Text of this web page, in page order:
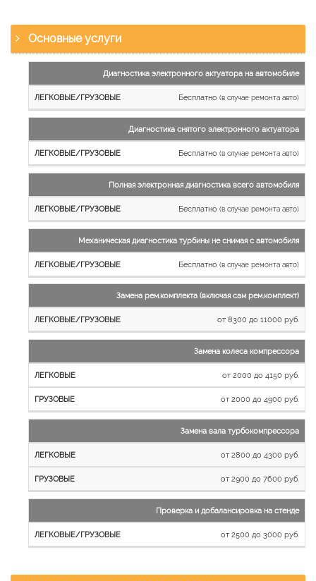
Основные услуги
работы
Легковые
и
Грузовые
автомобили
Диагностика электронного актуатора на автомобиле
Бесплатно (в случае ремонта авто)
Диагностика снятого электронного актуатора
Бесплатно (в случае ремонта авто)
Полная электронная диагностика всего автомобиля
Бесплатно (в случае ремонта авто)
Механическая диагностика турбины не снимая с автомобиля
Бесплатно (в случае ремонта авто)
Замена рем.комплекта (включая сам рем.комплект)
от 8300 до 11000 руб.
Замена колеса компрессора
от 2000 до 4150 руб.
от 2000 до 4900 руб.
Замена вала турбокомпрессора
от 2800 до 4300 руб.
от 2900 до 7600 руб.
Проверка и добалансировка на стенде
от 2500 до 3000 руб.